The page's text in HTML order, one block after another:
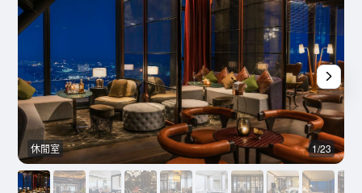
休閒室 1/23